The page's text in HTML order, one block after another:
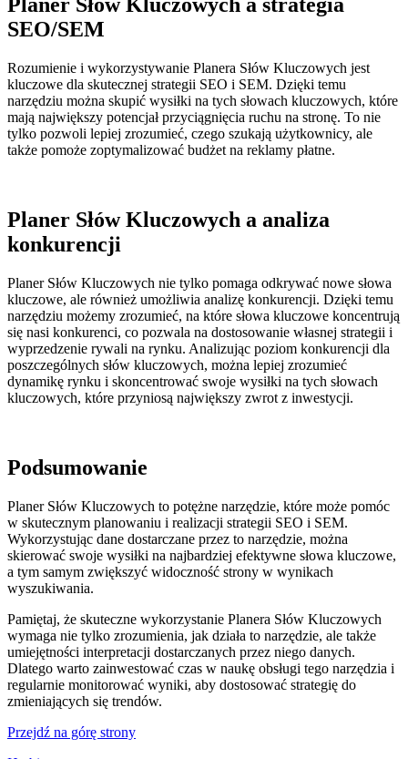
Planer Słów Kluczowych a strategia
SEO/SEM
Rozumienie i wykorzystywanie Planera Słów Kluczowych jest
kluczowe dla skutecznej strategii SEO i SEM. Dzięki temu
narzędziu można skupić wysiłki na tych słowach kluczowych, które
mają największy potencjał przyciągnięcia ruchu na stronę. To nie
tylko pozwoli lepiej zrozumieć, czego szukają użytkownicy, ale
także pomoże zoptymalizować budżet na reklamy płatne.
Planer Słów Kluczowych a analiza
konkurencji
Planer Słów Kluczowych nie tylko pomaga odkrywać nowe słowa
kluczowe, ale również umożliwia analizę konkurencji. Dzięki temu
narzędziu możemy zrozumieć, na które słowa kluczowe koncentrują
się nasi konkurenci, co pozwala na dostosowanie własnej strategii i
wyprzedzenie rywali na rynku. Analizując poziom konkurencji dla
poszczególnych słów kluczowych, można lepiej zrozumieć
dynamikę rynku i skoncentrować swoje wysiłki na tych słowach
kluczowych, które przyniosą największy zwrot z inwestycji.
Podsumowanie
Planer Słów Kluczowych to potężne narzędzie, które może pomóc
w skutecznym planowaniu i realizacji strategii SEO i SEM.
Wykorzystując dane dostarczane przez to narzędzie, można
skierować swoje wysiłki na najbardziej efektywne słowa kluczowe,
a tym samym zwiększyć widoczność strony w wynikach
wyszukiwania.
Pamiętaj, że skuteczne wykorzystanie Planera Słów Kluczowych
wymaga nie tylko zrozumienia, jak działa to narzędzie, ale także
umiejętności interpretacji dostarczanych przez niego danych.
Dlatego warto zainwestować czas w naukę obsługi tego narzędzia i
regularnie monitorować wyniki, aby dostosować strategię do
zmieniających się trendów.
Przejdź na górę strony